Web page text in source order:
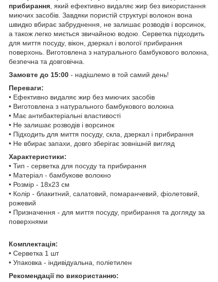
прибирання , який ефективно видаляє жир без використання
миючих засобів. Завдяки пористій структурі волокон вона
швидко вбирає забруднення, не залишає розводів і ворсинок,
а також легко миється звичайною водою. Серветка підходить
для миття посуду, вікон, дзеркал і вологої прибирання
поверхонь. Виготовлена з натурального бамбукового волокна,
безпечна та довговічна.
Замовте до 15:00 - надішлемо в той самий день!
Переваги:
• Ефективно видаляє жир без миючих засобів
• Виготовлена з натурального бамбукового волокна
• Має антибактеріальні властивості
• Не залишає розводів і ворсинок
• Підходить для миття посуду, скла, дзеркал і прибирання
• Не вбирає запахи, довго зберігає зовнішній вигляд
Характеристики:
• Тип - серветка для посуду та прибирання
• Матеріал - бамбукове волокно
• Розмір - 18x23 см
• Колір - блакитний, салатовий, помаранчевий, фіолетовий,
рожевий
• Призначення - для миття посуду, прибирання та догляду за
поверхнями
Комплектація:
• Серветка 1 шт
• Упаковка - індивідуальна, поліетилен
Рекомендації по використанню: